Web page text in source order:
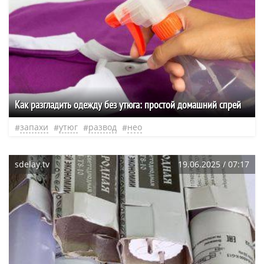
Как разгладить одежду без утюга: простой домашний спрей
запахи утюг развод нео
sdelay.tv 19.06.2025 / 07:17